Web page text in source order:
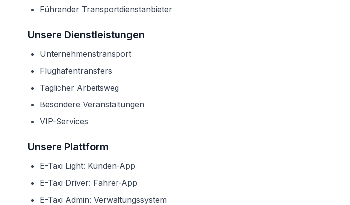
Führender Transportdienstanbieter
Unsere Dienstleistungen
Unternehmenstransport
Flughafentransfers
Täglicher Arbeitsweg
Besondere Veranstaltungen
VIP-Services
Unsere Plattform
E-Taxi Light: Kunden-App
E-Taxi Driver: Fahrer-App
E-Taxi Admin: Verwaltungssystem